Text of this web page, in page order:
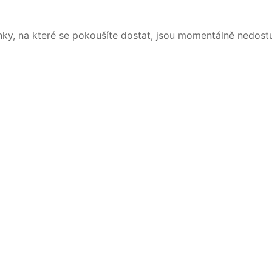
na které se pokoušíte dostat, jsou momentálně